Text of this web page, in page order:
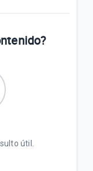
útil.